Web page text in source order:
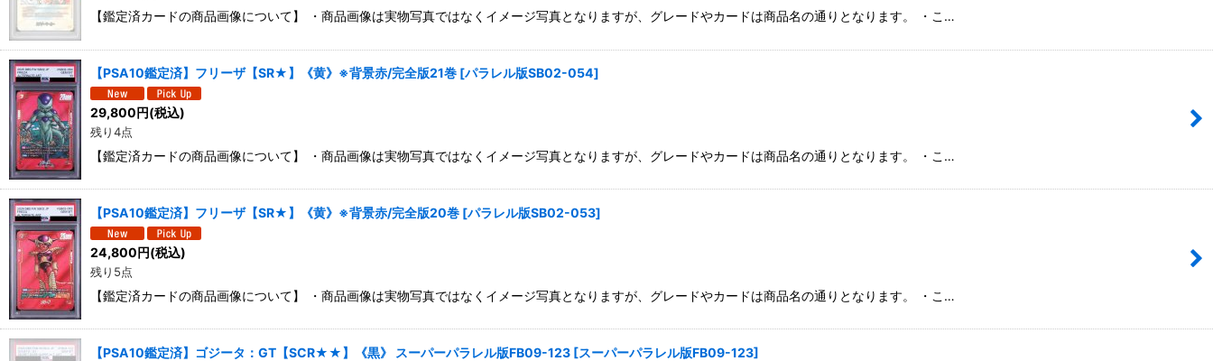
【鑑定済カードの商品画像について】 ・商品画像は実物写真ではなくイメージ写真となりますが、グレードやカードは商品名の通りとなります。 ・こ…
【PSA10鑑定済】フリーザ【SR★】《黄》※背景赤/完全版21巻 [パラレル版SB02-054]
29,800円(税込)
残り4点
【鑑定済カードの商品画像について】 ・商品画像は実物写真ではなくイメージ写真となりますが、グレードやカードは商品名の通りとなります。 ・こ…
【PSA10鑑定済】フリーザ【SR★】《黄》※背景赤/完全版20巻 [パラレル版SB02-053]
24,800円(税込)
残り5点
【鑑定済カードの商品画像について】 ・商品画像は実物写真ではなくイメージ写真となりますが、グレードやカードは商品名の通りとなります。 ・こ…
【PSA10鑑定済】ゴジータ：GT【SCR★★】《黒》 スーパーパラレル版FB09-123 [スーパーパラレル版FB09-123]